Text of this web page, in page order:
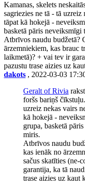
Kamanas, skelets
sagriezies ne tā - tā
tāpat kā hokejā -
basketā pāris
Atbrīvos naudu budžetā?
ārzemniekiem, kas brauc
laikmetā)? + vai tev ir
pazustu trase aizies uz
dakots , 2022-03-03
Geralt of Rivia
foršs bariņš
uzreiz nekas vairs
kā hokejā -
grupa, basketā
miris.
Atbrīvos naudu
kas ienāk no
sačus skatīties (ne-
garantija, ka tā
trase aizies uz kaut